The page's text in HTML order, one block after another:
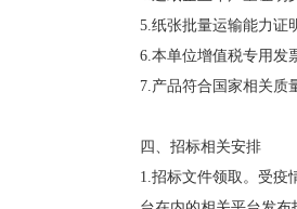
5.纸张批量运输能力证
6.本单位增值税专用发
7.产品符合国家相关质
四、招标相关安排
1.招标文件领取。受疫